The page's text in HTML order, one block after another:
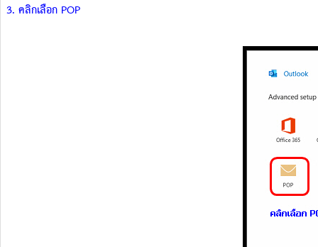
3. คลิกเลือก POP